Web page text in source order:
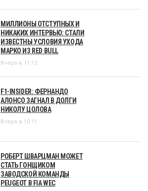
МИЛЛИОНЫ ОТСТУПНЫХ И
НИКАКИХ ИНТЕРВЬЮ: СТАЛИ
ИЗВЕСТНЫ УСЛОВИЯ УХОДА
МАРКО ИЗ RED BULL
Вчера в 11:12
F1-INSIDER: ФЕРНАНДО
АЛОНСО ЗАГНАЛ В ДОЛГИ
НИКОЛУ ЦОЛОВА
Вчера в 10:11
РОБЕРТ ШВАРЦМАН МОЖЕТ
СТАТЬ ГОНЩИКОМ
ЗАВОДСКОЙ КОМАНДЫ
PEUGEOT В FIA WEC